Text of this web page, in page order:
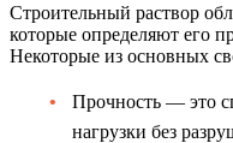
Строительный раствор
которые определяют его
Некоторые из основных
Прочность — это
нагрузки без